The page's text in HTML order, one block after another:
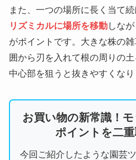
また、一つの場所に長く当て続
リズミカルに場所を移動しな
がポイントです。大きな株の
囲から刃を入れて根の周りの土
中心部を狙うと抜きやすくなり
お買い物の新常識！
ポイントを二重
今回ご紹介したような園芸